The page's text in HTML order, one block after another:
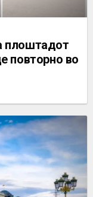
плоштадот
повторно во